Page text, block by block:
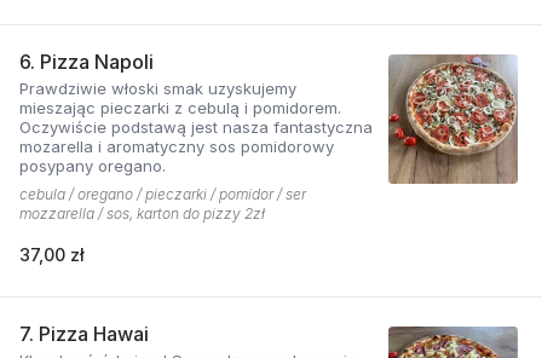
6. Pizza Napoli
Prawdziwie włoski smak uzyskujemy
mieszając pieczarki z cebulą i pomidorem.
Oczywiście podstawą jest nasza fantastyczna
mozarella i aromatyczny sos pomidorowy
posypany oregano.
cebula / oregano / pieczarki / pomidor / ser
mozzarella / sos, karton do pizzy 2zł
37,00 zł
7. Pizza Hawai